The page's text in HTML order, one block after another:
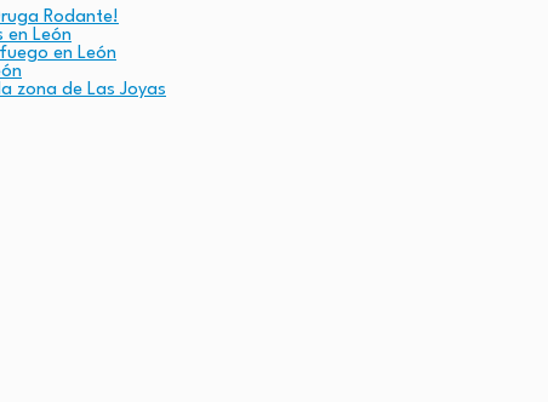
Rodante!
en León
en León
zona de Las Joyas